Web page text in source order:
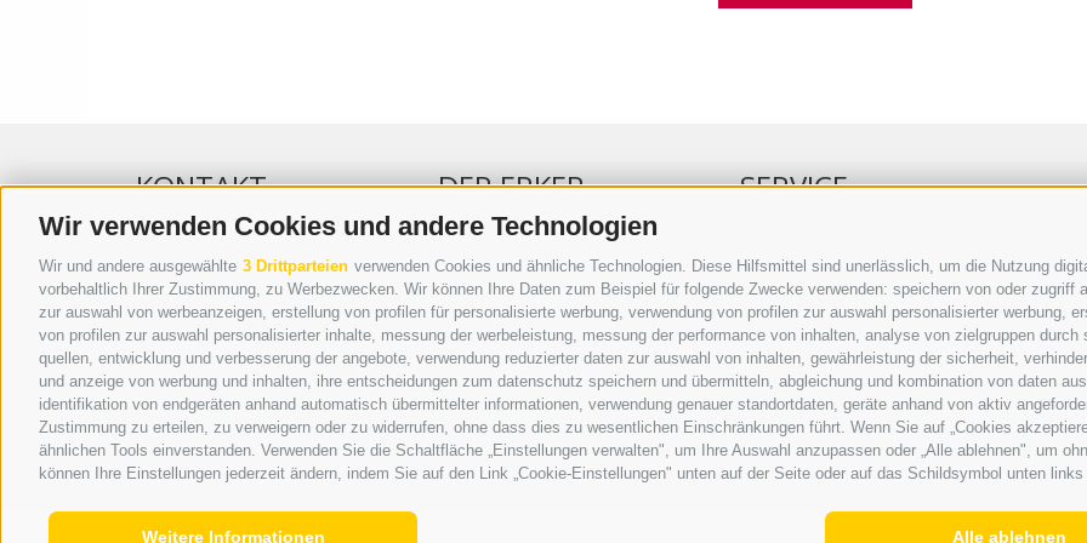
Wir verwenden Cookies und andere Technologien
Wir und andere ausgewählte 3 Drittparteien verwenden Cookies und ähnliche Technologien. Diese Hilfsmittel sind unerlässlich, um die Nutzung
vorbehaltlich Ihrer Zustimmung, zu Werbezwecken. Wir können Ihre Daten zum Beispiel für folgende Zwecke verwenden: speichern von oder zugriff
zur auswahl von werbeanzeigen, erstellung von profilen für personalisierte werbung, verwendung von profilen zur auswahl personalisierter werbung,
von profilen zur auswahl personalisierter inhalte, messung der werbeleistung, messung der performance von inhalten, analyse von zielgruppen
quellen, entwicklung und verbesserung der angebote, verwendung reduzierter daten zur auswahl von inhalten, gewährleistung der sicherheit,
und anzeige von werbung und inhalten, ihre entscheidungen zum datenschutz speichern und übermitteln, abgleichung und kombination von daten
identifikation von endgeräten anhand automatisch übermittelter informationen, verwendung genauer standortdaten, geräte anhand von aktiv
Zustimmung zu erteilen, zu verweigern oder zu widerrufen, ohne dass dies zu wesentlichen Einschränkungen führt. Wenn Sie auf „Cookies
ähnlichen Tools einverstanden. Verwenden Sie die Schaltfläche „Einstellungen verwalten", um Ihre Auswahl anzupassen oder „Alle ablehnen", um
können Ihre Einstellungen jederzeit ändern, indem Sie auf den Link „Cookie-Einstellungen" unten auf der Seite oder auf das Schildsymbol unten
Alle ablehnen
Weitere Informationen
KONTAKT
WIPP-MEDIA GMBH
DER ERKER
NEUSTADT 20A
I-39049 STERZING
TEL.: +39 0472 766876
GRAFIK@DERERKER.IT
INFO@DERERKER.IT
BARBARA.FONTANA@DERERKER.IT
DER ERKER
WERBEN IM ERKER
ONLINE-WERBUNG
SEPA-DAUERAUFTRAG
REGELN LESERKOMMENTARE
ONLINE VOTING
SERVICE
VERANSTALTUNGSKALENDER
KLEINANZEIGER
NÜTZLICHE LINKS
WETTER
WEBCAM
VIDEOS
TRAUER